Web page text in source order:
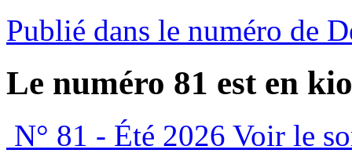
Publié dans le numéro de
Le numéro 81 est en
N° 81 - Été 2026 Voir le